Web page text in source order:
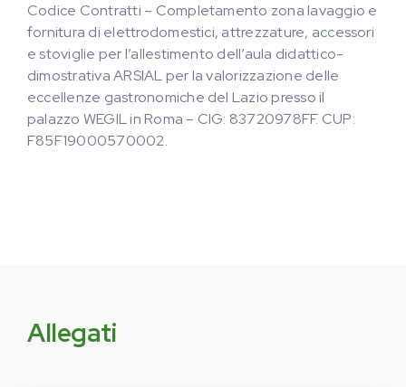
Codice Contratti – Completamento zona lavaggio e
fornitura di elettrodomestici, attrezzature, accessori
e stoviglie per l’allestimento dell’aula didattico-
dimostrativa ARSIAL per la valorizzazione delle
eccellenze gastronomiche del Lazio presso il
palazzo WEGIL in Roma – CIG: 83720978FF. CUP:
F85F19000570002.
Allegati